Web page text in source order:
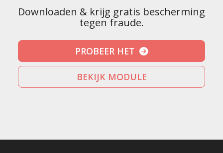
Downloaden & krijg gratis bescherming
tegen fraude.
PROBEER HET
BEKIJK MODULE